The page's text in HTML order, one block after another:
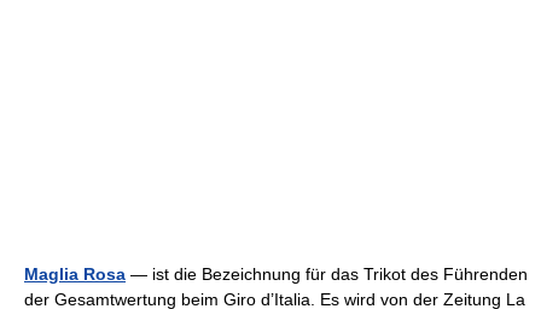
Maglia Rosa — ist die Bezeichnung für das Trikot des Führenden
der Gesamtwertung beim Giro d’Italia. Es wird von der Zeitung La